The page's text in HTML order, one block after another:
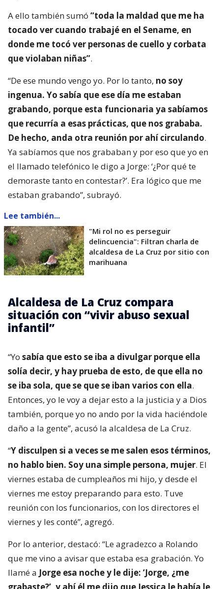
A ello también sumó “toda la maldad que me ha
tocado ver cuando trabajé en el Sename, en
donde me tocó ver personas de cuello y corbata
que violaban niñas”.
“De ese mundo vengo yo. Por lo tanto, no soy
ingenua. Yo sabía que ese día me estaban
grabando, porque esta funcionaria ya sabíamos
que recurría a esas prácticas, que nos grababa.
De hecho, anda otra reunión por ahí circulando.
Ya sabíamos que nos grababan y por eso que yo en
el llamado telefónico le digo a Jorge: ‘¿Por qué te
demoraste tanto en contestar?’. Era lógico que me
estaban grabando”, subrayó.
Lee también...
"Mi rol no es perseguir
delincuencia": Filtran charla de
alcaldesa de La Cruz por sitio con
marihuana
Alcaldesa de La Cruz compara
situación con “vivir abuso sexual
infantil”
“Yo sabía que esto se iba a divulgar porque ella
solía decir, y hay prueba de esto, de que ella no
se iba sola, que se que se iban varios con ella.
Entonces, yo le voy a dejar esto a la justicia y a Dios
también, porque yo no ando por la vida haciéndole
daño a la gente”, acusó la alcaldesa de La Cruz.
“Y disculpen si a veces se me salen esos términos,
no hablo bien. Soy una simple persona, mujer. El
viernes estaba de cumpleaños mi hijo, y desde el
viernes me estoy preparando para esto. Tuve
reunión con los funcionarios, con los directores el
viernes y les conté”, agregó.
Por lo anterior, destacó: “Le agradezco a Rolando
que me vino a avisar que estaba esa grabación. Yo
llamé a Jorge esa noche y le dije: ‘Jorge, ¿me